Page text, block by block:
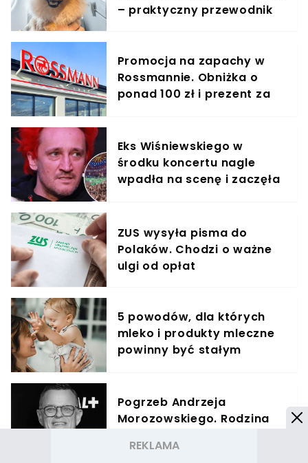
– praktyczny przewodnik
Promocja na zapachy w
Rossmannie. Obniżka o
ponad 100 zł i prezent za
Eks Wiśniewskiego w
środku koncertu nagle
wpadła na scenę i zaczęła
ZUS wysyła pisma do
Polaków. Chodzi o ważne
ulgi od opłat
5 powodów, dla których
mleko i produkty mleczne
powinny być stałym
Pogrzeb Andrzeja
Morozowskiego. Rodzina
informacje